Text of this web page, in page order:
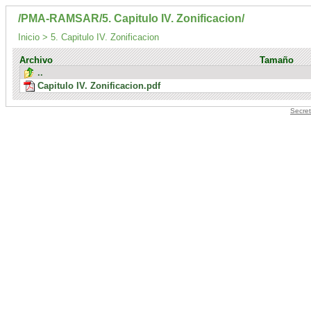
/PMA-RAMSAR/5. Capitulo IV. Zonificacion/
Inicio > 5. Capitulo IV. Zonificacion
Archivo
Tamaño
..
Capitulo IV. Zonificacion.pdf